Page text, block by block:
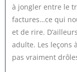
à jongler entre le
factures…ce qui
et de rire.
adulte. Les leçons
pas vraiment